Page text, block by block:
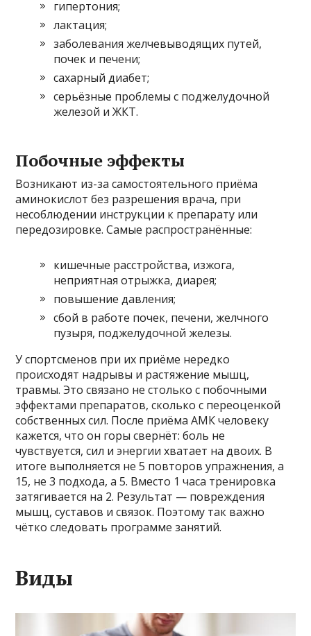
гипертония;
лактация;
заболевания желчевыводящих путей,
почек и печени;
сахарный диабет;
серьёзные проблемы с поджелудочной
железой и ЖКТ.
Побочные эффекты
Возникают из-за самостоятельного приёма
аминокислот без разрешения врача, при
несоблюдении инструкции к препарату или
передозировке. Самые распространённые:
кишечные расстройства, изжога,
неприятная отрыжка, диарея;
повышение давления;
сбой в работе почек, печени, желчного
пузыря, поджелудочной железы.
У спортсменов при их приёме нередко
происходят надрывы и растяжение мышц,
травмы. Это связано не столько с побочными
эффектами препаратов, сколько с переоценкой
собственных сил. После приёма АМК человеку
кажется, что он горы свернёт: боль не
чувствуется, сил и энергии хватает на двоих. В
итоге выполняется не 5 повторов упражнения, а
15, не 3 подхода, а 5. Вместо 1 часа тренировка
затягивается на 2. Результат — повреждения
мышц, суставов и связок. Поэтому так важно
чётко следовать программе занятий.
Виды